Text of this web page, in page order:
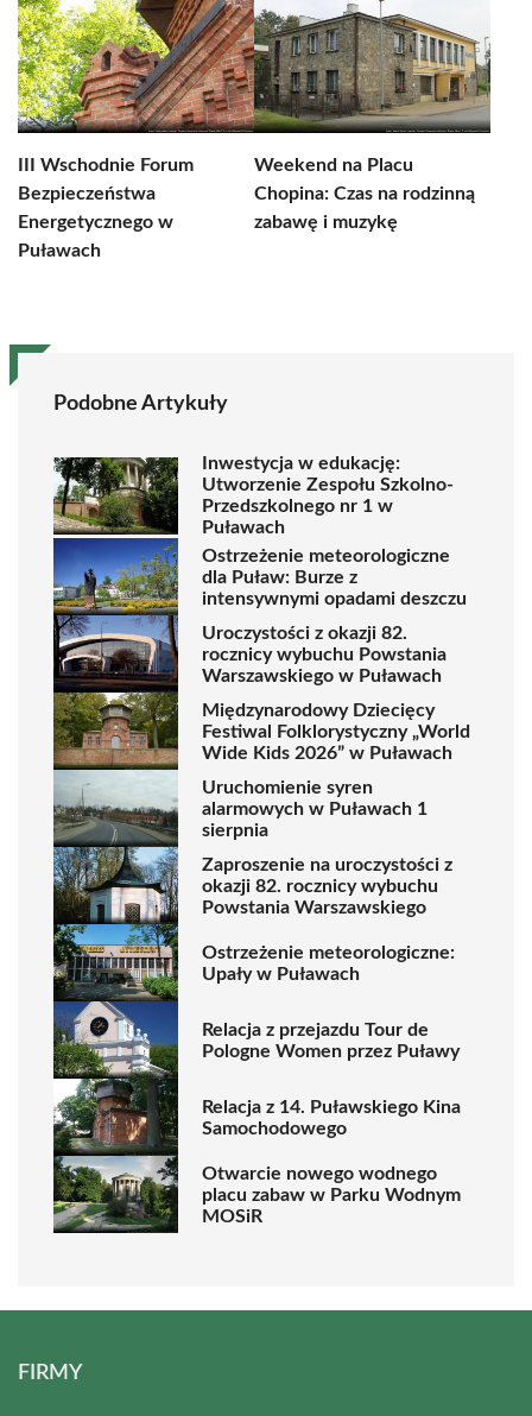
III Wschodnie Forum
Bezpieczeństwa
Energetycznego w
Puławach
Weekend na Placu
Chopina: Czas na rodzinną
zabawę i muzykę
Podobne Artykuły
Inwestycja w edukację:
Utworzenie Zespołu Szkolno-
Przedszkolnego nr 1 w
Puławach
Ostrzeżenie meteorologiczne
dla Puław: Burze z
intensywnymi opadami deszczu
Uroczystości z okazji 82.
rocznicy wybuchu Powstania
Warszawskiego w Puławach
Międzynarodowy Dziecięcy
Festiwal Folklorystyczny „World
Wide Kids 2026” w Puławach
Uruchomienie syren
alarmowych w Puławach 1
sierpnia
Zaproszenie na uroczystości z
okazji 82. rocznicy wybuchu
Powstania Warszawskiego
Ostrzeżenie meteorologiczne:
Upały w Puławach
Relacja z przejazdu Tour de
Pologne Women przez Puławy
Relacja z 14. Puławskiego Kina
Samochodowego
Otwarcie nowego wodnego
placu zabaw w Parku Wodnym
MOSiR
FIRMY